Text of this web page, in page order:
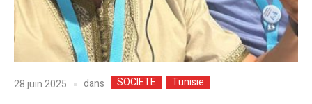
28 juin 2025 dans SOCIETE Tunisie